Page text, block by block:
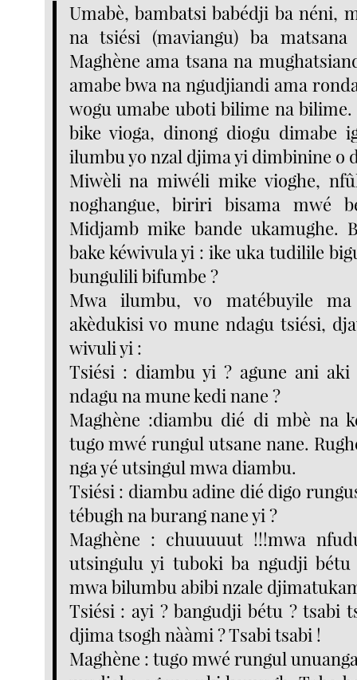
Umabè, bambatsi babédji ba néni,
na tsiési (maviangu) ba
Maghène ama tsana na
amabe bwa na ngudjiandi ama
wogu umabe uboti bilime na
bike vioga, dinong diogu dimabe
ilumbu yo nzal djima yi dimbinine o
Miwèli na miwéli mike vioghe,
noghangue, biriri bisama mwé
Midjamb mike bande ukamughe.
bake kéwivula yi : ike uka tudilile
bungulili bifumbe ?
Mwa ilumbu, vo matébuyile
akèdukisi vo mune ndagu tsiési,
wivuli yi :
Tsiési : diambu yi ? agune ani
ndagu na mune kedi nane ?
Maghène :diambu dié di mbè na
tugo mwé rungul utsane nane.
nga yé utsingul mwa diambu.
Tsiési : diambu adine dié digo
tébugh na burang nane yi ?
Maghène : chuuuuut !!!mwa
utsingulu yi tuboki ba ngudji
mwa bilumbu abibi nzale
Tsiési : ayi ? bangudji bétu ? tsabi
djima tsogh nààmi ? Tsabi tsabi !
Maghène : tugo mwé rungul